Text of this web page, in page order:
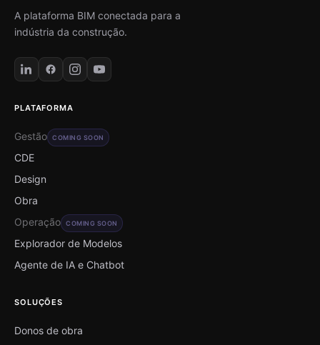
A plataforma BIM conectada para a
indústria da construção.
PLATAFORMA
Gestão COMING SOON
CDE
Design
Obra
Operação
COMING SOON
Explorador de Modelos
Agente de IA e Chatbot
SOLUÇÕES
Donos de obra